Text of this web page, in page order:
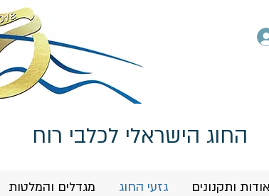
החוג הישראלי לכלבי רוח
אודות ותקנונים גזעי החוג מגדלים והמלטות